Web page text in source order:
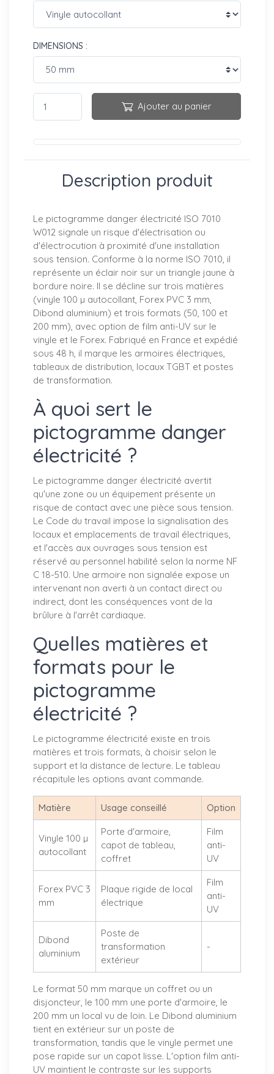
DIMENSIONS :
Ajouter au panier
Description produit
Le pictogramme danger électricité ISO 7010
W012 signale un risque d'électrisation ou
d'électrocution à proximité d'une installation
sous tension. Conforme à la norme ISO 7010, il
représente un éclair noir sur un triangle jaune à
bordure noire. Il se décline sur trois matières
(vinyle 100 µ autocollant, Forex PVC 3 mm,
Dibond aluminium) et trois formats (50, 100 et
200 mm), avec option de film anti-UV sur le
vinyle et le Forex. Fabriqué en France et expédié
sous 48 h, il marque les armoires électriques,
tableaux de distribution, locaux TGBT et postes
de transformation.
À quoi sert le
pictogramme danger
électricité ?
Le pictogramme danger électricité avertit
qu'une zone ou un équipement présente un
risque de contact avec une pièce sous tension.
Le Code du travail impose la signalisation des
locaux et emplacements de travail électriques,
et l'accès aux ouvrages sous tension est
réservé au personnel habilité selon la norme NF
C 18-510. Une armoire non signalée expose un
intervenant non averti à un contact direct ou
indirect, dont les conséquences vont de la
brûlure à l'arrêt cardiaque.
Quelles matières et
formats pour le
pictogramme
électricité ?
Le pictogramme électricité existe en trois
matières et trois formats, à choisir selon le
support et la distance de lecture. Le tableau
récapitule les options avant commande.
Matière Usage conseillé Option
Vinyle 100 µ
autocollant
Porte d'armoire,
capot de tableau,
coffret
Film
anti-
UV
Forex PVC 3
mm
Plaque rigide de local
électrique
Film
anti-
UV
Dibond
aluminium
Poste de
transformation
extérieur
-
Le format 50 mm marque un coffret ou un
disjoncteur, le 100 mm une porte d'armoire, le
200 mm un local vu de loin. Le Dibond aluminium
tient en extérieur sur un poste de
transformation, tandis que le vinyle permet une
pose rapide sur un capot lisse. L'option film anti-
UV maintient le contraste sur les supports